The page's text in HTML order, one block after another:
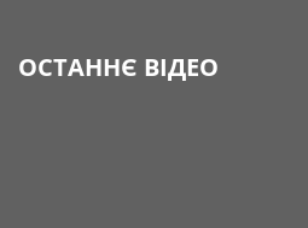
ОСТАННЄ ВІДЕО